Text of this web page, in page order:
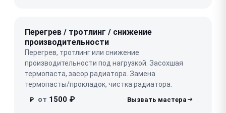
Перегрев / тротлинг / снижение
производительности
Перегрев, тротлинг или снижение
производительности под нагрузкой. Засохшая
термопаста, засор радиатора. Замена
термопасты/прокладок, чистка радиатора.
₽ от 1500 ₽